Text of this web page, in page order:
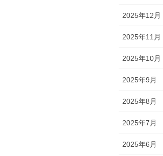
2025年12月
2025年11月
2025年10月
2025年9月
2025年8月
2025年7月
2025年6月